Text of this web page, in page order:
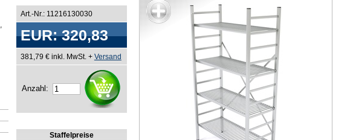
Art.-Nr.: 11216130030
EUR: 320,83
381,79 € inkl. MwSt. + Versand
Anzahl:
Staffelpreise